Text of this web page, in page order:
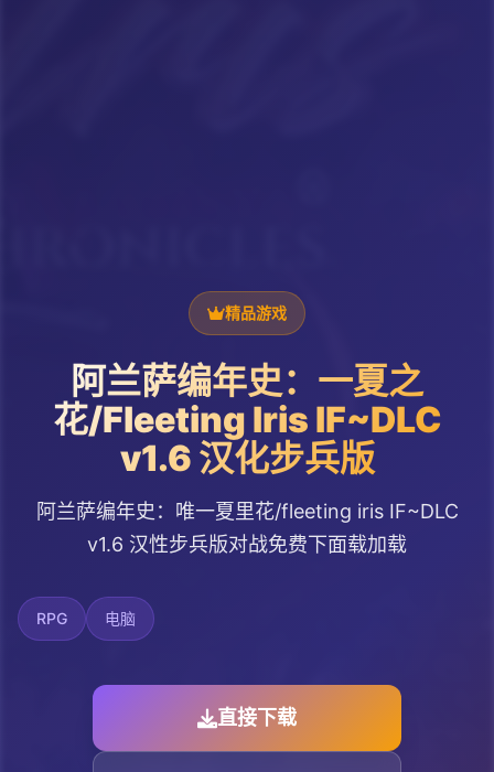
精品游戏
阿兰萨编年史：一夏之
花/Fleeting Iris IF~DLC
v1.6 汉化步兵版
阿兰萨编年史：唯一夏里花/fleeting iris IF~DLC
v1.6 汉性步兵版对战免费下面载加载
RPG 电脑
直接下载